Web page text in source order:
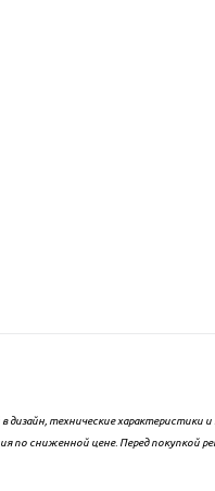
дизайн, технические характеристики
по сниженной цене. Перед покупкой